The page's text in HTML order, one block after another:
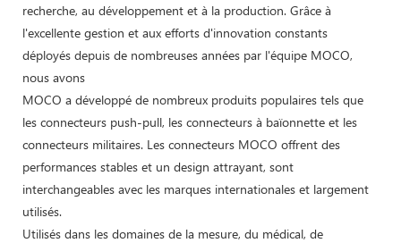
recherche, au développement et à la production. Grâce à
l'excellente gestion et aux efforts d'innovation constants
déployés depuis de nombreuses années par l'équipe MOCO,
nous avons
MOCO a développé de nombreux produits populaires tels que
les connecteurs push-pull, les connecteurs à baïonnette et les
connecteurs militaires. Les connecteurs MOCO offrent des
performances stables et un design attrayant, sont
interchangeables avec les marques internationales et largement
utilisés.
Utilisés dans les domaines de la mesure, du médical, de